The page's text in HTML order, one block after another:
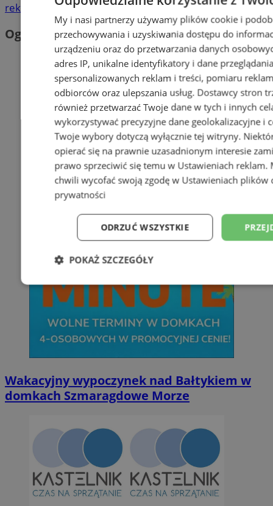
reklama
Ogłoszenia
Wakacyjny wypoczynek nad Bałtykiem w
domkach Szmaragdowe Morze
My i nasi partnerzy używamy plików cookie i
przechowywania i uzyskiwania dostępu do
urządzeniu oraz do przetwarzania danych
adres IP, unikalne identyfikatory i dane
spersonalizowanych reklam i treści, pomiaru
odbiorców oraz ulepszania usług. Dostawcy stron
również przetwarzać Twoje dane w tych i innych
wykorzystywać precyzyjne dane geolokalizacyjne i
Twoje wybory dotyczą wyłącznie tej witryny.
opierać się na prawnie uzasadnionym interesie
prawo sprzeciwić się temu w Ustawieniach reklam.
chwili wycofać swoją zgodę w Ustawieniach plików
prywatności
ODRZUĆ WSZYSTKIE
POKAŻ SZCZEGÓŁY
Niezbędne Wydajność
Niesklasyfikowane
Niezbędne pliki cookie umożliwiają korzystanie z podstawowych
takich jak logowanie użytkownika i zarządzanie kontem. Bez
można prawidłowo korzystać ze strony internetowej.
Nazwa
Provider/
Domena